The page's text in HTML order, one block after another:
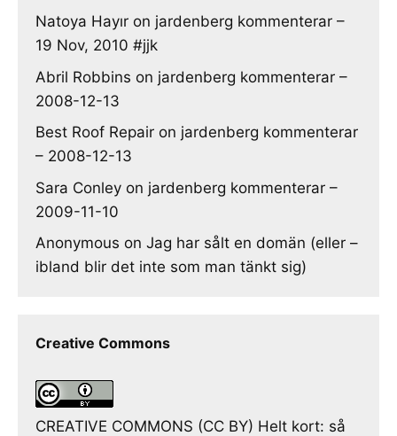
Natoya Hayır on jardenberg kommenterar –
19 Nov, 2010 #jjk
Abril Robbins on jardenberg kommenterar –
2008-12-13
Best Roof Repair on jardenberg kommenterar
– 2008-12-13
Sara Conley on jardenberg kommenterar –
2009-11-10
Anonymous on Jag har sålt en domän (eller –
ibland blir det inte som man tänkt sig)
Creative Commons
CREATIVE COMMONS (CC BY) Helt kort: så